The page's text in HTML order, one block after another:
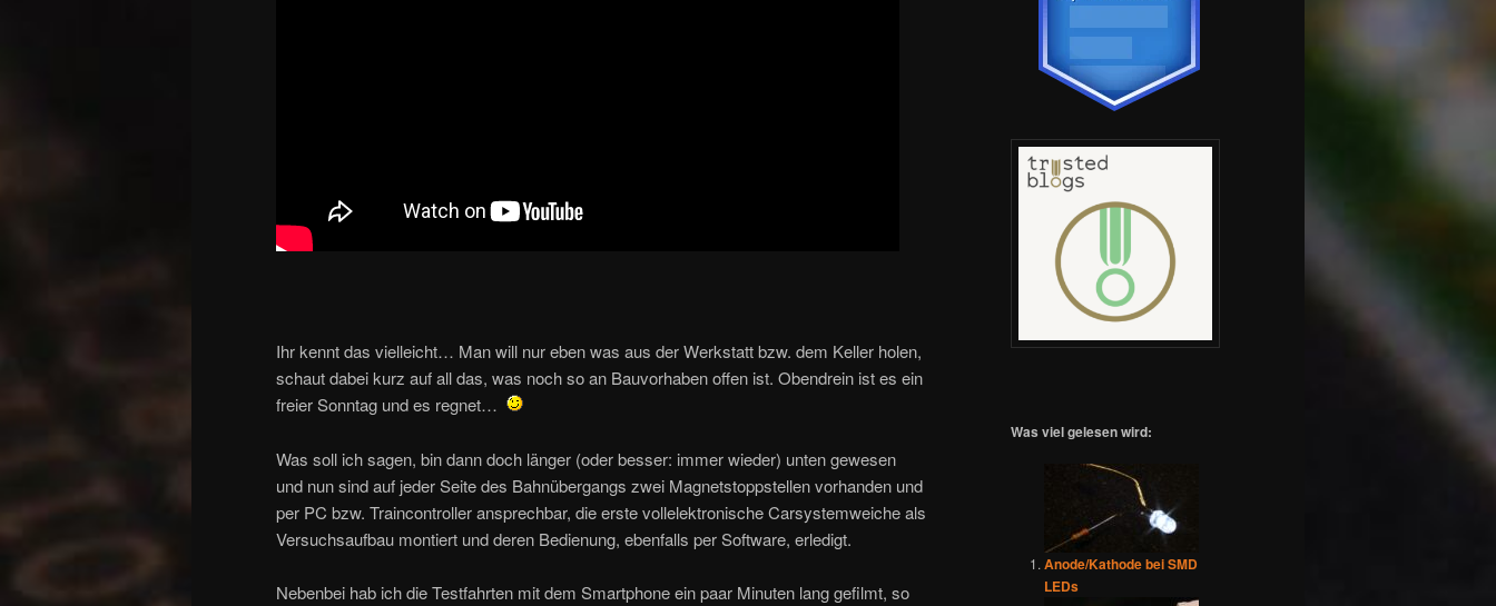
Ihr kennt das vielleicht… Man will nur eben was aus der Werkstatt bzw. dem Keller holen,
schaut dabei kurz auf all das, was noch so an Bauvorhaben offen ist. Obendrein ist es ein
freier Sonntag und es regnet…
Was soll ich sagen, bin dann doch länger (oder besser: immer wieder) unten gewesen
und nun sind auf jeder Seite des Bahnübergangs zwei Magnetstoppstellen vorhanden und
per PC bzw. Traincontroller ansprechbar, die erste vollelektronische Carsystemweiche als
Versuchsaufbau montiert und deren Bedienung, ebenfalls per Software, erledigt.
Nebenbei hab ich die Testfahrten mit dem Smartphone ein paar Minuten lang gefilmt, so
Was viel gelesen wird:
Anode/Kathode bei SMD
LEDs